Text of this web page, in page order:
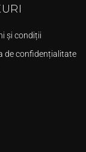
și condiții
de confidențialitate